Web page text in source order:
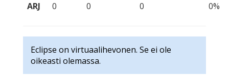
ARJ
0 0 0 0%
Eclipse on virtuaalihevonen. Se ei ole
oikeasti olemassa.